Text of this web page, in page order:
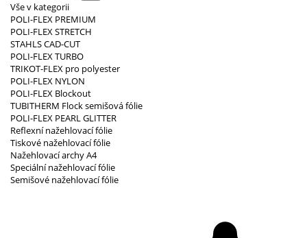
Vše v kategorii
POLI-FLEX PREMIUM
POLI-FLEX STRETCH
STAHLS CAD-CUT
POLI-FLEX TURBO
TRIKOT-FLEX pro polyester
POLI-FLEX NYLON
POLI-FLEX Blockout
TUBITHERM Flock semišová fólie
POLI-FLEX PEARL GLITTER
Reflexní nažehlovací fólie
Tiskové nažehlovací fólie
Nažehlovací archy A4
Speciální nažehlovací fólie
Semišové nažehlovací fólie